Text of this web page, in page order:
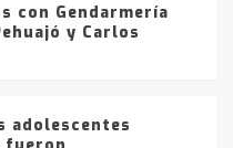
con Gendarmería
y Carlos
adolescentes